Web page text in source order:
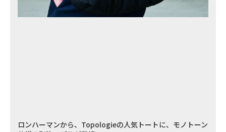
ロンハーマンから、Topologieの人気トートに、モノトーン